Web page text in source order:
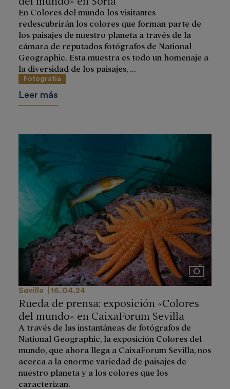
En Colores del mundo los visitantes
redescubrirán los colores que forman parte de
los paisajes de nuestro planeta a través de la
cámara de reputados fotógrafos de National
Geographic. Esta muestra es todo un homenaje a
la diversidad de los paisajes, ...
Fotografía
Leer más
Imágenes
Sevilla 16.04.24
Rueda de prensa: exposición «Colores
del mundo» en CaixaForum Sevilla
A través de las instantáneas de fotógrafos de
National Geographic, la exposición Colores del
mundo, que ahora llega a CaixaForum Sevilla, nos
acerca a la enorme variedad de paisajes de
nuestro planeta y a los colores que los
caracterizan.